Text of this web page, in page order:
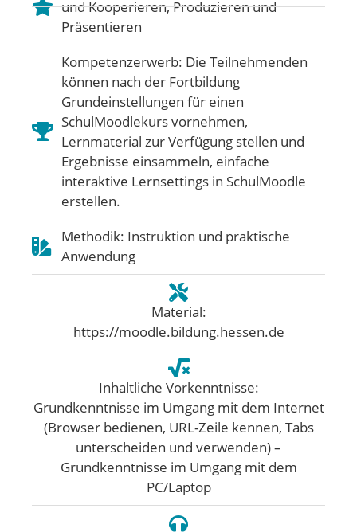
und Kooperieren,Produzieren und
Präsentieren
Kompetenzerwerb: Die Teilnehmenden
können nach der Fortbildung
Grundeinstellungen für einen
SchulMoodlekurs vornehmen,
Lernmaterial zur Verfügung stellen und
Ergebnisse einsammeln, einfache
interaktive Lernsettings in SchulMoodle
erstellen.
Methodik: Instruktion und praktische
Anwendung
Material:
https://moodle.bildung.hessen.de
Inhaltliche Vorkenntnisse:
Grundkenntnisse im Umgang mit dem Internet
(Browser bedienen, URL-Zeile kennen, Tabs
unterscheiden und verwenden) –
Grundkenntnisse im Umgang mit dem
PC/Laptop